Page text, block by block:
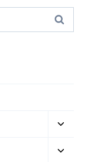
Suchen